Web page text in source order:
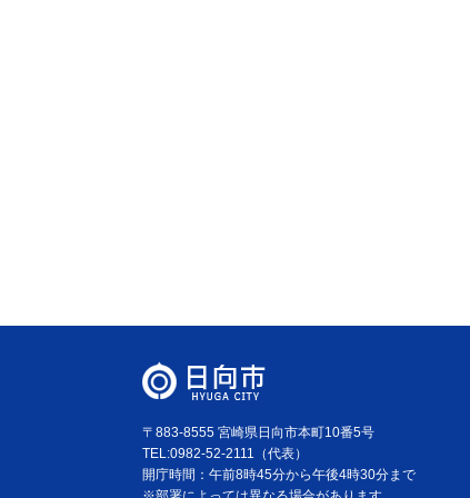
〒883-8555 宮崎県日向市本町10番5号
TEL:0982-52-2111（代表）
開庁時間：午前8時45分から午後4時30分まで